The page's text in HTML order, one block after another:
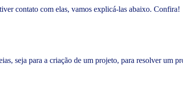
contato com elas, vamos explicá-las abaixo. Confira!
seja para a criação de um projeto, para resolver um